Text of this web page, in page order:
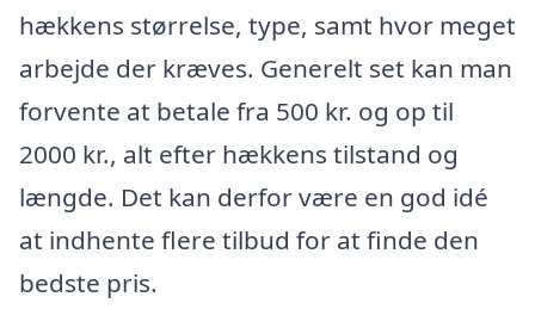
hækkens størrelse, type, samt hvor meget
arbejde der kræves. Generelt set kan man
forvente at betale fra 500 kr. og op til
2000 kr., alt efter hækkens tilstand og
længde. Det kan derfor være en god idé
at indhente flere tilbud for at finde den
bedste pris.